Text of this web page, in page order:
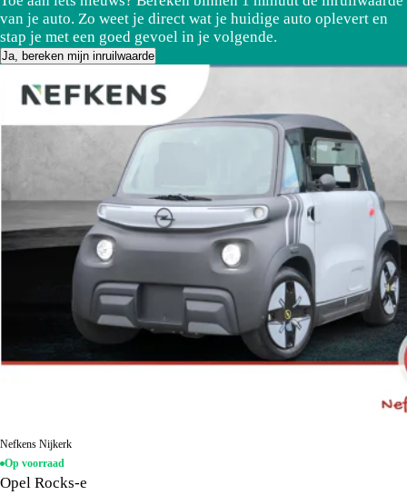
van je auto. Zo weet je direct wat je huidige auto oplevert en
stap je met een goed gevoel in je volgende.
Ja, bereken mijn inruilwaarde
Nefkens Nijkerk
Op voorraad
Opel Rocks-e